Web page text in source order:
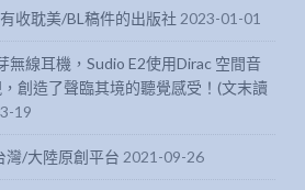
收耽美/BL稿件的出版社 2023-01-01
無線耳機，Sudio E2使用Dirac 空間音
創造了聲臨其境的聽覺感受！(文末讀
19
灣/大陸原創平台 2021-09-26